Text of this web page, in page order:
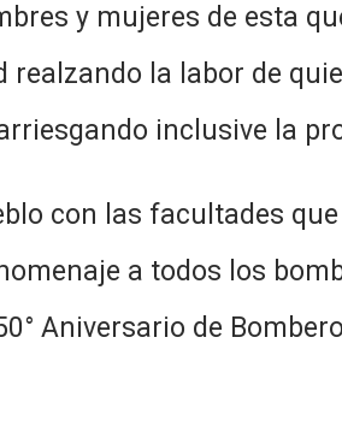
y mujeres de esta
la labor de
inclusive la
con las facultades
a todos los
Aniversario de